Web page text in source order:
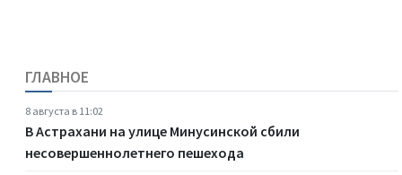
ГЛАВНОЕ
8 августа в 11:02
В Астрахани на улице Минусинской сбили
несовершеннолетнего пешехода